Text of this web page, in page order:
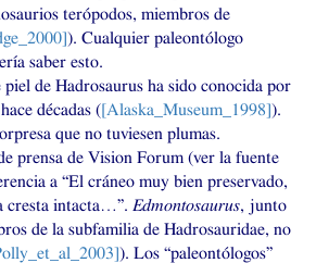
terópodos, miembros de
). Cualquier paleontólogo
saber esto.
de Hadrosaurus ha sido conocida por
décadas ([Alaska_Museum_1998]).
que no tuviesen plumas.
prensa de Vision Forum (ver la fuente
a “El cráneo muy bien preservado,
cresta intacta…”. Edmontosaurus, junto
de la subfamilia de Hadrosauridae, no
). Los “paleontólogos”